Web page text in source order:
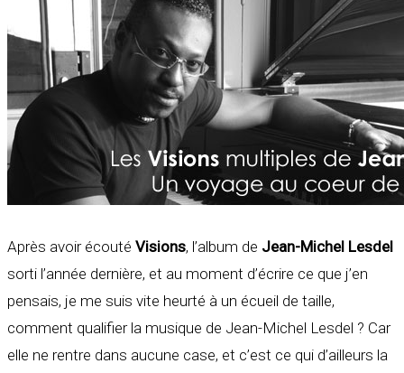
Après avoir écouté Visions, l’album de Jean-Michel Lesdel
sorti l’année dernière, et au moment d’écrire ce que j’en
pensais, je me suis vite heurté à un écueil de taille,
comment qualifier la musique de Jean-Michel Lesdel ? Car
elle ne rentre dans aucune case, et c’est ce qui d’ailleurs la